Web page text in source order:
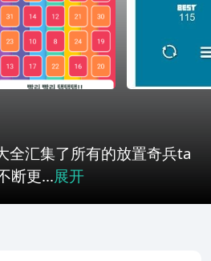
全汇集了所有的放置奇兵ta
断更...展开